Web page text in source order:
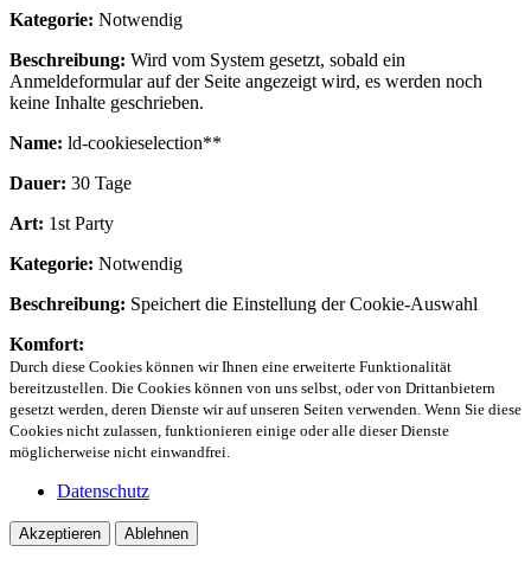
Kategorie: Notwendig
Beschreibung: Wird vom System gesetzt, sobald ein
Anmeldeformular auf der Seite angezeigt wird, es werden noch
keine Inhalte geschrieben.
Name: ld-cookieselection**
Dauer: 30 Tage
Art: 1st Party
Kategorie: Notwendig
Beschreibung: Speichert die Einstellung der Cookie-Auswahl
Komfort:
Durch diese Cookies können wir Ihnen eine erweiterte Funktionalität
bereitzustellen. Die Cookies können von uns selbst, oder von Drittanbietern
gesetzt werden, deren Dienste wir auf unseren Seiten verwenden. Wenn Sie diese
Cookies nicht zulassen, funktionieren einige oder alle dieser Dienste
möglicherweise nicht einwandfrei.
Datenschutz
Akzeptieren Ablehnen